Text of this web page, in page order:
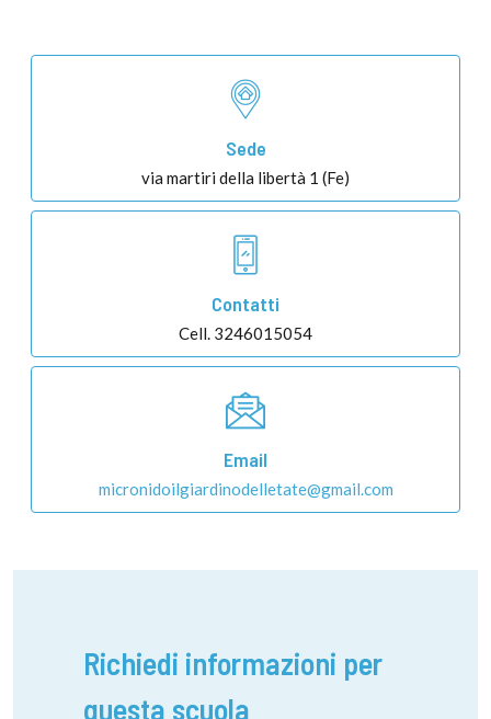
Sede
via martiri della libertà 1 (Fe)
Contatti
Cell. 3246015054
Email
micronidoilgiardinodelletate@gmail.com
Richiedi informazioni per
questa scuola